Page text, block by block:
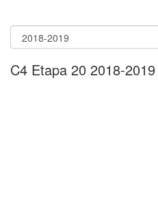
C4 Etapa 20 2018-